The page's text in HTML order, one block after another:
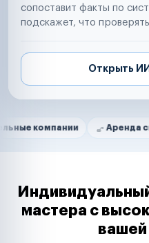
сопоставит факты по
подскажет, что
Открыть
Нам доверяют
Аренда
Маркетплейсы
Таксопарки
Автодилеры
мастера с